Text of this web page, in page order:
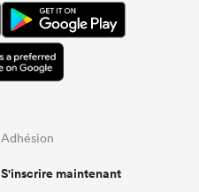
Adhésion
S'inscrire maintenant